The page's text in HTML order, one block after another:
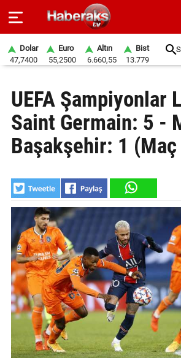
SPOR
YAŞAM
EKONOMİ
BELEDİYELER
SAĞLIK
SİYASET
EĞİTİM
GALERİ
VİDEO
YAZARLAR
Dolar
47,7400
Euro
55,2500
Altın
6.660,55
Bist
13.779
UEFA Şampiyonlar
Saint Germain: 5 -
Başakşehir: 1